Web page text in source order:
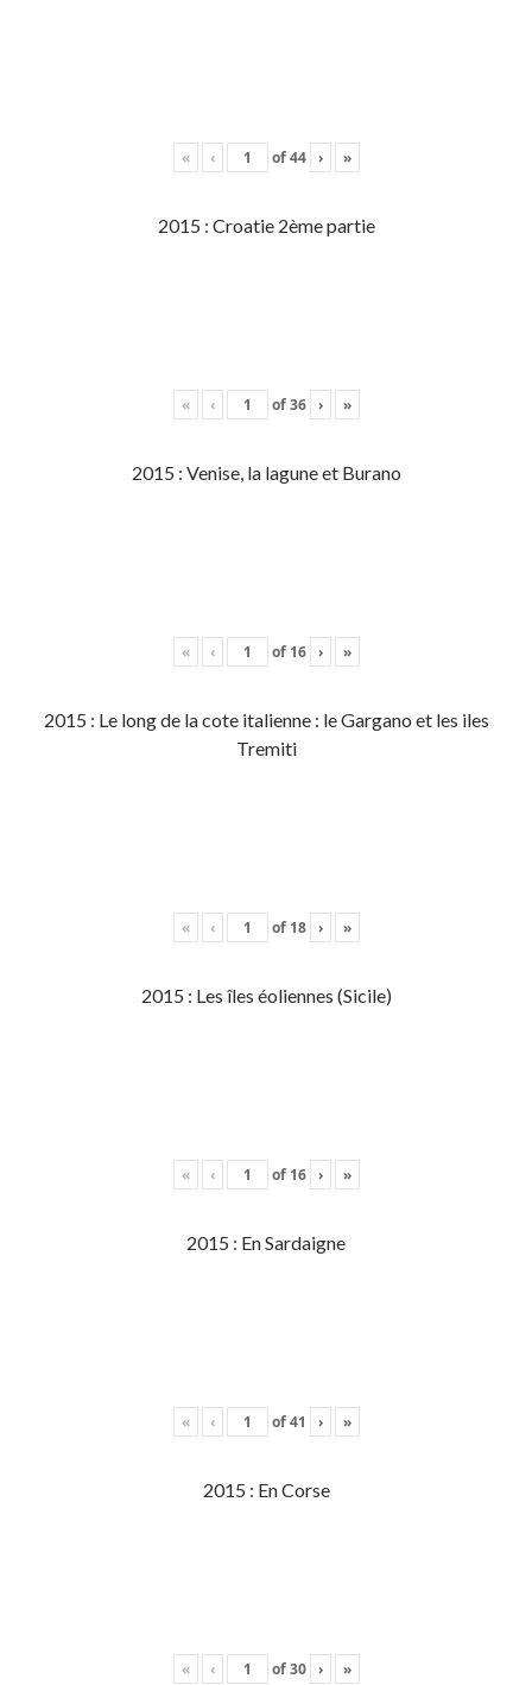
« ‹ of44 › »
2015 : Croatie 2ème partie
« ‹ of36 › »
2015 : Venise, la lagune et Burano
« ‹ of 16 › »
2015 : Le long de la cote italienne : le Gargano et les iles
Tremiti
« ‹ of 18 › »
2015 : Les îles éoliennes (Sicile)
« ‹ of 16 › »
2015 : En Sardaigne
« ‹ of41 › »
2015 : En Corse
« ‹ of30 › »